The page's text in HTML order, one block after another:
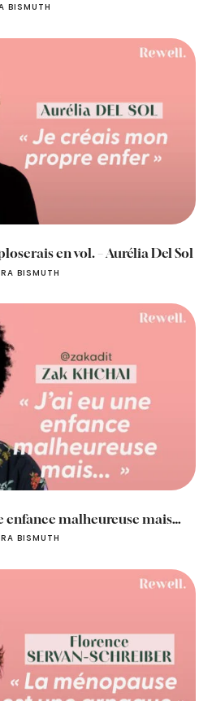
BISMUTH
en vol. – Aurélia Del Sol
BISMUTH
enfance malheureuse mais…
BISMUTH